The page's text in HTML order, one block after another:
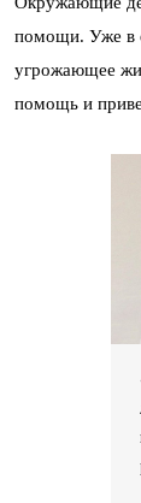
помощи. Уже в
угрожающее
помощь и